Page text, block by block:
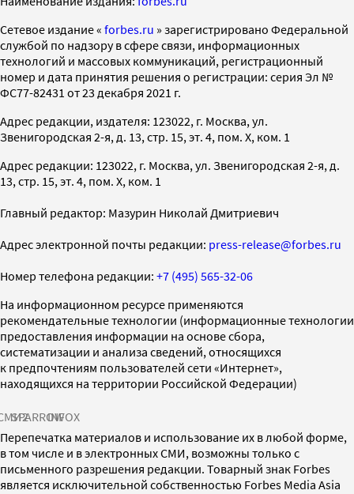
Cетевое издание « forbes.ru » зарегистрировано Федеральной
службой по надзору в сфере связи, информационных
технологий и массовых коммуникаций, регистрационный
номер и дата принятия решения о регистрации: серия Эл №
ФС77-82431 от 23 декабря 2021 г.
Адрес редакции, издателя: 123022, г. Москва, ул.
Звенигородская 2-я, д. 13, стр. 15, эт. 4, пом. X, ком. 1
Адрес редакции: 123022, г. Москва, ул. Звенигородская 2-я, д.
13, стр. 15, эт. 4, пом. X, ком. 1
Главный редактор: Мазурин Николай Дмитриевич
Адрес электронной почты редакции: press-release@forbes.ru
Номер телефона редакции: +7 (495) 565-32-06
На информационном ресурсе применяются
рекомендательные технологии (информационные технологии
предоставления информации на основе сбора,
систематизации и анализа сведений, относящихся
к предпочтениям пользователей сети «Интернет»,
находящихся на территории Российской Федерации)
SPARROWINFOX
Перепечатка материалов и использование их в любой форме,
в том числе и в электронных СМИ, возможны только с
письменного разрешения редакции. Товарный знак Forbes
является исключительной собственностью Forbes Media Asia